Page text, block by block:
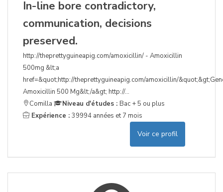
In-line bore contradictory,
communication, decisions
preserved.
http://theprettyguineapig.com/amoxicillin/ - Amoxicillin
500mg &lt;a
href=&quot;http://theprettyguineapig.com/amoxicillin/
Amoxicillin 500 Mg&lt;/a&gt; http://...
Comilla
Niveau d'études : Bac + 5 ou plus
Expérience : 39994 années et 7 mois
Voir ce profil